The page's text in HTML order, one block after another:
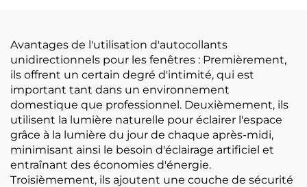
Avantages de l'utilisation d'autocollants
unidirectionnels pour les fenêtres : Premièrement,
ils offrent un certain degré d'intimité, qui est
important tant dans un environnement
domestique que professionnel. Deuxièmement, ils
utilisent la lumière naturelle pour éclairer l'espace
grâce à la lumière du jour de chaque après-midi,
minimisant ainsi le besoin d'éclairage artificiel et
entraînant des économies d'énergie.
Troisièmement, ils ajoutent une couche de sécurité